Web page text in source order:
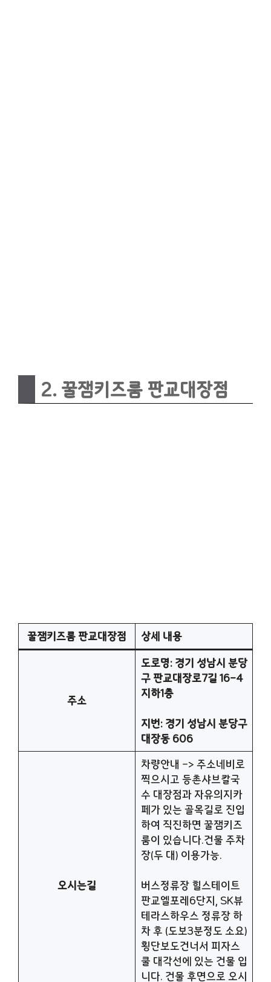
2. 꿀잼키즈룸 판교대장점
꿀잼키즈룸 판교대장점 상세 내용
주소
도로명: 경기 성남시 분당
구 판교대장로7길 16-4
지하1층
지번: 경기 성남시 분당구
대장동 606
오시는길
차량안내 -> 주소네비로
찍으시고 등촌샤브칼국
수 대장점과 자유의지카
페가 있는 골목길로 진입
하여 직진하면 꿀잼키즈
룸이 있습니다.건물 주차
장(두 대) 이용가능.
버스정류장 힐스테이트
판교엘포레6단지, SK뷰
테라스하우스 정류장 하
차 후 (도보3분정도 소요)
횡단보도건너서 피자스
쿨 대각선에 있는 건물 입
니다. 건물 후면으로 오시